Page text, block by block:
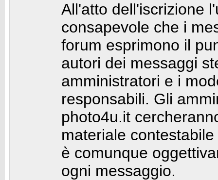
All'atto dell'iscrizione
consapevole che i
forum esprimono il
autori dei messaggi
amministratori e i
responsabili. Gli
photo4u.it
materiale
è comunque
ogni messaggio.